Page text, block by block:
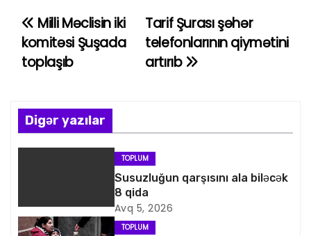
Y
a
ı
n
v
Tarif Şurası şəhər
telefonlarının qiymətini
artırıb
Milli Məclisin iki
komitəsi Şuşada
toplaşıb
Digər yazılar
TOPLUM
Susuzluğun qarşısını ala biləcək
8 qida
Avq 5, 2026
TOPLUM